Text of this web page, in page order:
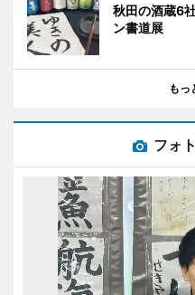
秋田の酒蔵6
ン書道展
もっ
フォ